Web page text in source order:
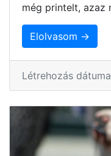
még printelt, azaz
Elolvasom →
Létrehozás